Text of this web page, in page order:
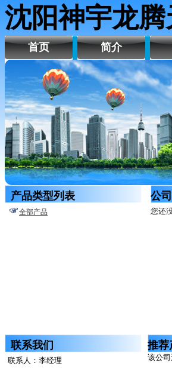
沈阳神宇龙
首页 简介
产品类型列表
全部产品
联系我们
联系人：李经理
公
您还
推荐
该公